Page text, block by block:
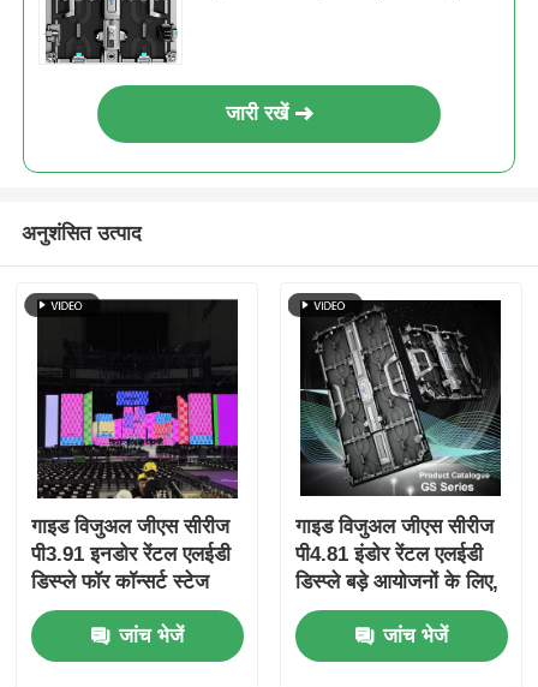
जारी रखें
अनुशंसित उत्पाद
गाइड विजुअल जीएस सीरीज
पी3.91 इनडोर रेंटल एलईडी
डिस्प्ले फॉर कॉन्सर्ट स्टेज
इवेंट्स, 7680 हर्ट्ज डुअल
बैकअप फास्ट लॉक
जांच भेजें
गाइड विजुअल जीएस सीरीज
पी4.81 इंडोर रेंटल एलईडी
डिस्प्ले बड़े आयोजनों के लिए,
लागत प्रभावी 7680 हर्ट्ज
सीई
जांच भेजें